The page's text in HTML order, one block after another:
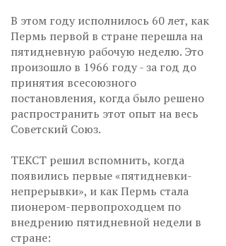
В этом году исполнилось 60 лет, как
Пермь первой в стране перешла на
пятидневную рабочую неделю. Это
произошло в 1966 году - за год до
принятия всесоюзного
постановления, когда было решено
распространить этот опыт на весь
Советский Союз.
ТЕКСТ решил вспомнить, когда
появились первые «пятидневки-
непрерывки», и как Пермь стала
пионером-первопроходцем по
внедрению пятидневной недели в
стране: